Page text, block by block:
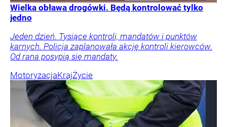
Wielka obława drogówki. Będą kontrolować tylko
jedno
Jeden dzień. Tysiące kontroli, mandatów i punktów
karnych. Policja zaplanowała akcję kontroli kierowców.
Od rana posypią się mandaty.
MotoryzacjaKrajŻycie